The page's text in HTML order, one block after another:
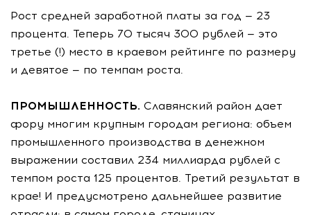
Рост средней заработной платы за год — 23
процента. Теперь 70 тысяч 300 рублей — это
третье (!) место в краевом рейтинге по размеру
и девятое — по темпам роста.
ПРОМЫШЛЕННОСТЬ. Славянский район дает
фору многим крупным городам региона: объем
промышленного производства в денежном
выражении составил 234 миллиарда рублей с
темпом роста 125 процентов. Третий результат в
крае! И предусмотрено дальнейшее развитие